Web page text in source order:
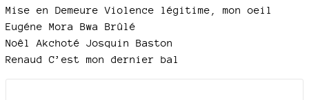
Mise en Demeure Violence légitime, mon oeil
Eugéne Mora Bwa Brûlé
Noêl Akchoté Josquin Baston
Renaud C’est mon dernier bal